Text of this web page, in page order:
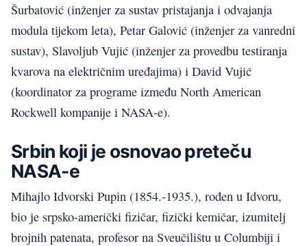
Šurbatović (inženjer za sustav pristajanja i odvajanja
modula tijekom leta), Petar Galović (inženjer za vanredni
sustav), Slavoljub Vujić (inženjer za provedbu testiranja
kvarova na električnim uređajima) i David Vujić
(koordinator za programe između North American
Rockwell kompanije i NASA-e).
Srbin koji je osnovao preteču
NASA-e
Mihajlo Idvorski Pupin (1854.-1935.), rođen u Idvoru,
bio je srpsko-američki fizičar, fizički kemičar, izumitelj
brojnih patenata, profesor na Sveučilištu u Columbiji i